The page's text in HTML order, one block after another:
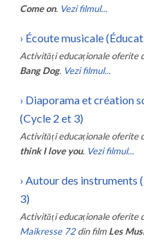
Come on. Vezi filmul...
› Écoute musicale
Activități educaționale oferite
Bang Dog. Vezi filmul...
› Diaporama et création
(Cycle 2 et 3)
Activități educaționale oferite
think I love you. Vezi filmul...
› Autour des instruments
3)
Activități educaționale oferite
Maikresse 72 din film Les